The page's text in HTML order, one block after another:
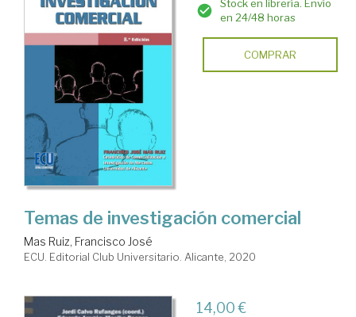
Stock en librería. Envío
en 24/48 horas
COMPRAR
Temas de investigación comercial
Mas Ruiz, Francisco José
ECU. Editorial Club Universitario. Alicante, 2020
14,00 €